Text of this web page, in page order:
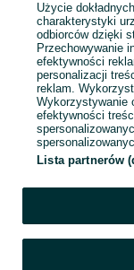
Użycie
charakterystyki
odbiorców dzięki
Przechowywanie
efektywności
personalizacji
reklam.
Wykorzystywanie
efektywności
Lista partnerów